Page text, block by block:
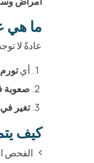
ما هي
عادةً لا
أي
صعوبة
تغير
كيف
الفحص